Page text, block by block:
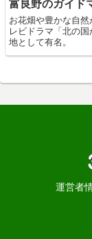
富良野のガイド
お花畑や豊かな自然
レビドラマ「北の
地として有名。
運営者